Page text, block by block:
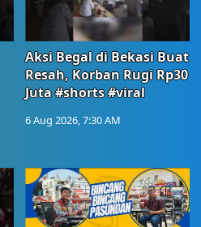
Aksi Begal di Bekasi Buat
Resah, Korban Rugi Rp30
Juta #shorts #viral
6 Aug 2026, 7:30 AM